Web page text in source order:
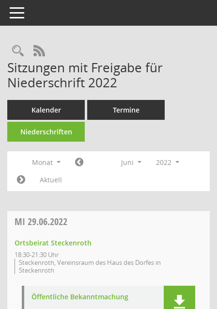
Toggle navigation
Rechercheauswahl
RSS-Feed
Sitzungen mit Freigabe für
Niederschrift 2022
Kalender Termine
Niederschriften
Monat Juni
2022
Aktuell
MI 29.06.2022
Ortsbeirat Steckenroth
18:30-21:30 Uhr
Steckenroth, Vereinsraum des Haus des Dorfes in
Steckenroth
Öffentliche Bekanntmachung